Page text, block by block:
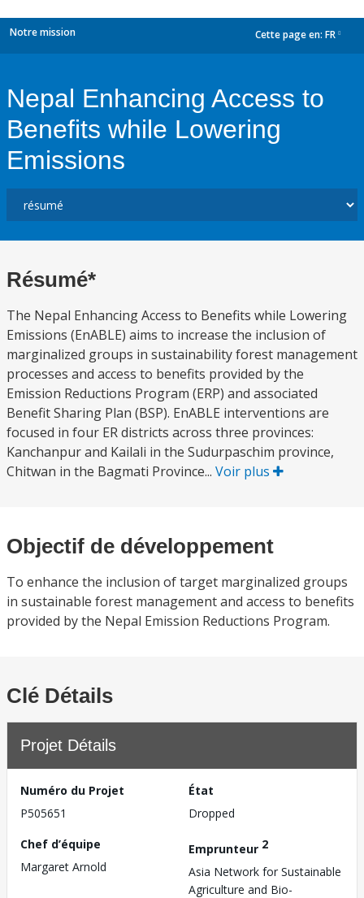
Notre mission Cette page en: FR
Nepal Enhancing Access to
Benefits while Lowering
Emissions
Résumé*
The Nepal Enhancing Access to Benefits while Lowering
Emissions (EnABLE) aims to increase the inclusion of
marginalized groups in sustainability forest management
processes and access to benefits provided by the
Emission Reductions Program (ERP) and associated
Benefit Sharing Plan (BSP). EnABLE interventions are
focused in four ER districts across three provinces:
Kanchanpur and Kailali in the Sudurpaschim province,
Chitwan in the Bagmati Province... Voir plus
Objectif de développement
To enhance the inclusion of target marginalized groups
in sustainable forest management and access to benefits
provided by the Nepal Emission Reductions Program.
Clé Détails
Projet Détails
Numéro du Projet
P505651
État
Dropped
Chef d’équipe
Margaret Arnold
Emprunteur 2
Asia Network for Sustainable
Agriculture and Bio-